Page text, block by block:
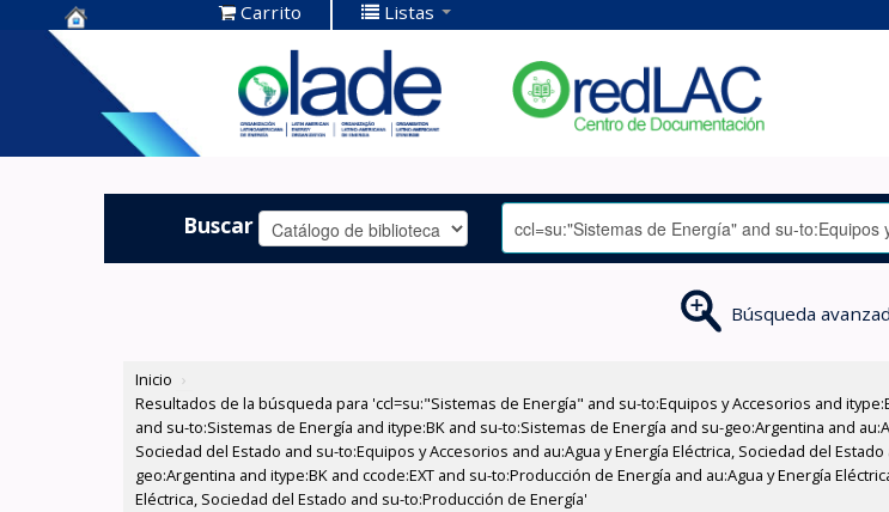
Centro de
Documentación
OLADE -
Carrito Listas
Buscar
Búsqueda
Inicio ›
Resultados de la búsqueda para 'ccl=su:"Sistemas de Energía" and su-to:Equipos y Accesorios and
and su-to:Sistemas de Energía and itype:BK and su-to:Sistemas de Energía and su-geo:Argentina and
Sociedad del Estado and su-to:Equipos y Accesorios and au:Agua y Energía Eléctrica, Sociedad del
geo:Argentina and itype:BK and ccode:EXT and su-to:Producción de Energía and au:Agua y Energía
Eléctrica, Sociedad del Estado and su-to:Producción de Energía'